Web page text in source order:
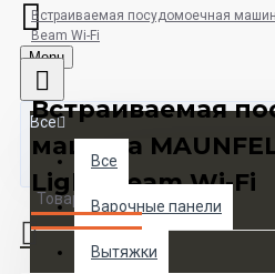
Menu
Все
Все
Варочные панели
Вытяжки
Товаров 0 (0 руб.)
Встраиваемая посудомоечная
Beam Wi-Fi
Встраиваемая
машина
Light Beam Wi-Fi